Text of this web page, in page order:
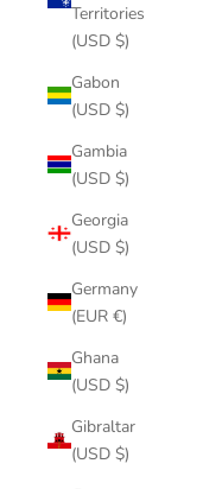
Territories
(USD $)
Gabon
(USD $)
Gambia
(USD $)
Georgia
(USD $)
Germany
(EUR €)
Ghana
(USD $)
Gibraltar
(USD $)